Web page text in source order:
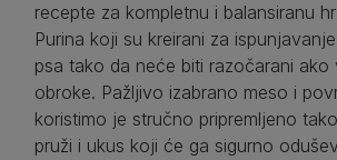
recepte za kompletnu i balansiranu
Purina koji su kreirani za
psa tako da neće biti razočarani ako
obroke. Pažljivo izabrano meso i
koristimo je stručno pripremljeno
pruži i ukus koji će ga sigurno